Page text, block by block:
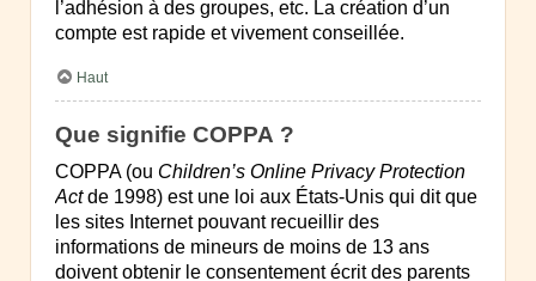
l’adhésion à des groupes, etc. La création d’un
compte est rapide et vivement conseillée.
Haut
Que signifie COPPA ?
COPPA (ou Children’s Online Privacy Protection
Actde 1998) est une loi aux États-Unis qui dit que
les sites Internet pouvant recueillir des
informations de mineurs de moins de 13 ans
doivent obtenir le consentement écrit des parents